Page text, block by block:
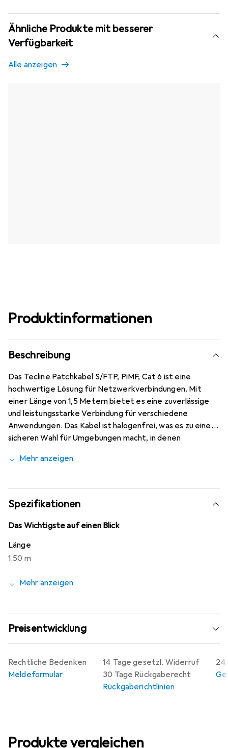
Ähnliche Produkte mit besserer
Verfügbarkeit
Alle anzeigen
Produktinformationen
Beschreibung
Das Tecline Patchkabel S/FTP, PiMF, Cat 6 ist eine
hochwertige Lösung für Netzwerkverbindungen. Mit
einer Länge von 1,5 Metern bietet es eine zuverlässige
und leistungsstarke Verbindung für verschiedene
Anwendungen. Das Kabel ist halogenfrei, was es zu einer
sicheren Wahl für Umgebungen macht, in denen
UC900 SS27, das für seine hohe Qualität bekannt ist, und
vergoldete Kontakte für eine verbesserte
Signalübertragung bieten. Die S/FTP-Schirmung sorgt für
eine effektive Reduzierung von elektromagnetischen
Störungen, was die Datenintegrität erhöht. Dieses
Rechenzentren und anderen professionellen
Umgebungen, in denen eine stabile Netzwerkverbindung
Mehr anzeigen
Spezifikationen
Das Wichtigste auf einen Blick
Länge
1.50 m
Mehr anzeigen
Preisentwicklung
14 Tage gesetzl. Widerruf
30 Tage Rückgaberecht
Rückgaberichtlinien
24
Rechtliche Bedenken
Meldeformular
Produkte vergleichen